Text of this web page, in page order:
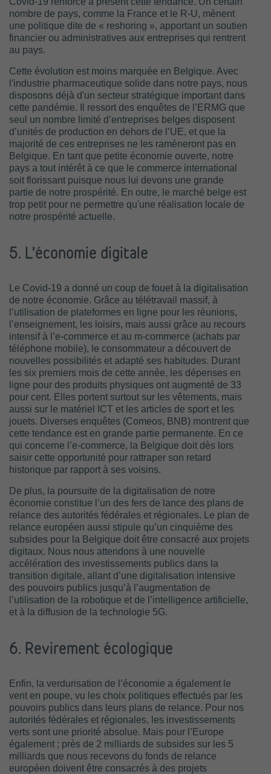
nombre de pays, comme la France et le R-U, mènent
une politique dite de « reshoring », apportant un soutien
financier ou administratives aux entreprises qui rentrent
au pays.
Cette évolution est moins marquée en Belgique. Avec
l'industrie pharmaceutique solide dans notre pays, nous
disposons déjà d'un secteur stratégique important dans
cette pandémie. Il ressort des enquêtes de l’ERMG que
seul un nombre limité d’entreprises belges disposent
d’unités de production en dehors de l’UE, et que la
majorité de ces entreprises ne les ramèneront pas en
Belgique. En tant que petite économie ouverte, notre
pays a tout intérêt à ce que le commerce international
soit florissant puisque nous lui devons une grande
partie de notre prospérité. En outre, le marché belge est
trop petit pour ne permettre qu'une réalisation locale de
notre prospérité actuelle.
5. L'économie digitale
Le Covid-19 a donné un coup de fouet à la digitalisation
de notre économie. Grâce au télétravail massif, à
l’utilisation de plateformes en ligne pour les réunions,
l’enseignement, les loisirs, mais aussi grâce au recours
intensif à l’e-commerce et au m-commerce (achats par
téléphone mobile), le consommateur a découvert de
nouvelles possibilités et adapté ses habitudes. Durant
les six premiers mois de cette année, les dépenses en
ligne pour des produits physiques ont augmenté de 33
pour cent. Elles portent surtout sur les vêtements, mais
aussi sur le matériel ICT et les articles de sport et les
jouets. Diverses enquêtes (Comeos, BNB) montrent que
cette tendance est en grande partie permanente. En ce
qui concerne l’e-commerce, la Belgique doit dès lors
saisir cette opportunité pour rattraper son retard
historique par rapport à ses voisins.
De plus, la poursuite de la digitalisation de notre
économie constitue l’un des fers de lance des plans de
relance des autorités fédérales et régionales. Le plan de
relance européen aussi stipule qu’un cinquième des
subsides pour la Belgique doit être consacré aux projets
digitaux. Nous nous attendons à une nouvelle
accélération des investissements publics dans la
transition digitale, allant d’une digitalisation intensive
des pouvoirs publics jusqu’à l’augmentation de
l’utilisation de la robotique et de l’intelligence artificielle,
et à la diffusion de la technologie 5G.
6. Revirement écologique
Enfin, la verdurisation de l’économie a également le
vent en poupe, vu les choix politiques effectués par les
pouvoirs publics dans leurs plans de relance. Pour nos
autorités fédérales et régionales, les investissements
verts sont une priorité absolue. Mais pour l’Europe
également ; près de 2 milliards de subsides sur les 5
milliards que nous recevons du fonds de relance
européen doivent être consacrés à des projets